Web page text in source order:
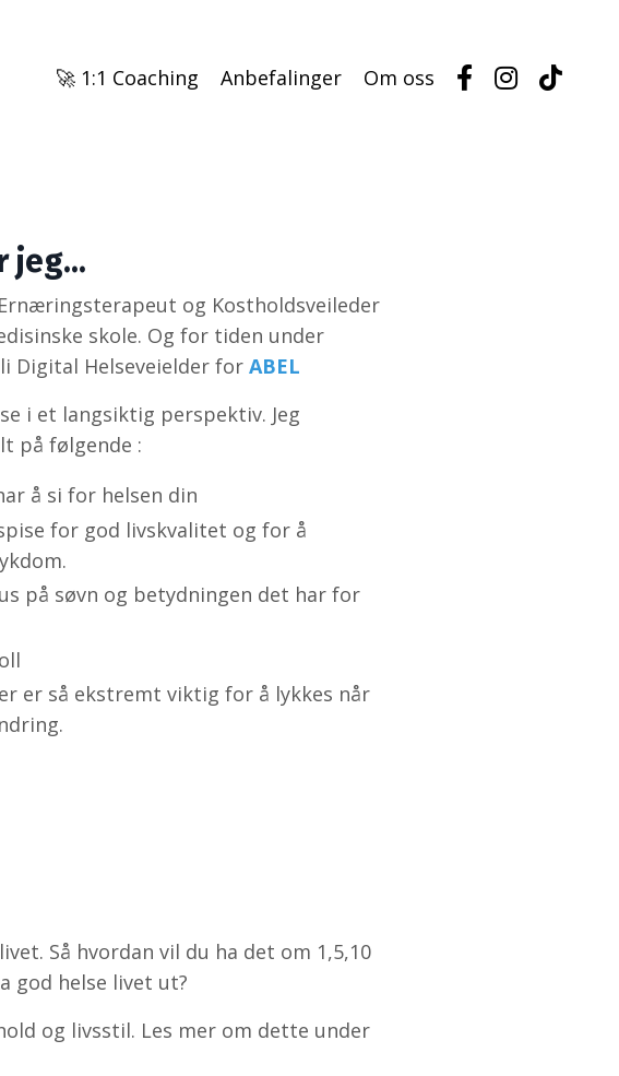
🚀 1:1 Coaching Anbefalinger Om oss
jeg...
og Kostholdsveileder
skole. Og for tiden under
Digital Helseveielder forABEL
i et langsiktig perspektiv. Jeg
på følgende :
å si for helsen din
for god livskvalitet og for å
på søvn og betydningen det har for
er så ekstremt viktig for å lykkes når
Så hvordan vil du ha det om 1,5,10
god helse livet ut?
og livsstil. Les mer om dette under